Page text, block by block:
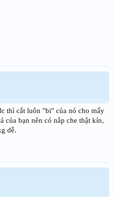
thì cắt luôn ''bi'' của nó cho mấy
của bạn nên có nắp che thật kín,
dễ.